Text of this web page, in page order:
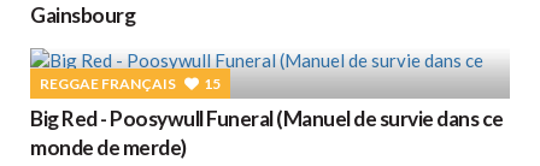
Gainsbourg
REGGAE FRANÇAIS 15
Big Red - Poosywull Funeral (Manuel de survie dans ce
monde de merde)